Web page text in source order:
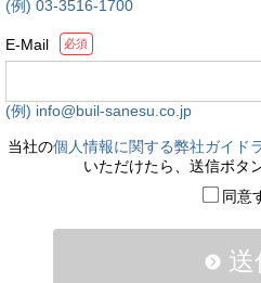
(例) 03-3516-1700
E-Mail 必須
(例) info@buil-sanesu.co.jp
当社の個人情報に関する弊社ガイド
いただけたら、送信ボタ
同意
送